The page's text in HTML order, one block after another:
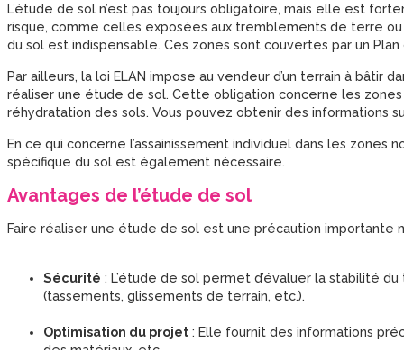
L’étude de sol n’est pas toujours obligatoire, mais elle est
risque, comme celles exposées aux tremblements de terre
du sol est indispensable. Ces zones sont couvertes par un Plan
Par ailleurs, la loi ELAN impose au vendeur d’un terrain à bâtir
réaliser une étude de sol. Cette obligation concerne les
réhydratation des sols. Vous pouvez obtenir des informations
En ce qui concerne l’assainissement individuel dans les zones
spécifique du sol est également nécessaire.
Avantages de l’étude de sol
Faire réaliser une étude de sol est une précaution importante
Sécurité : L’étude de sol permet d’évaluer la stabilité
(tassements, glissements de terrain, etc.).
Optimisation du projet : Elle fournit des informations